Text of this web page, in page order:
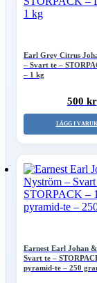
Earl Grey Citrus
– Svart te –
– 1 kg
500 kr
LÄGG I
Earnest Earl Johan
Svart te –
pyramid-te – 250